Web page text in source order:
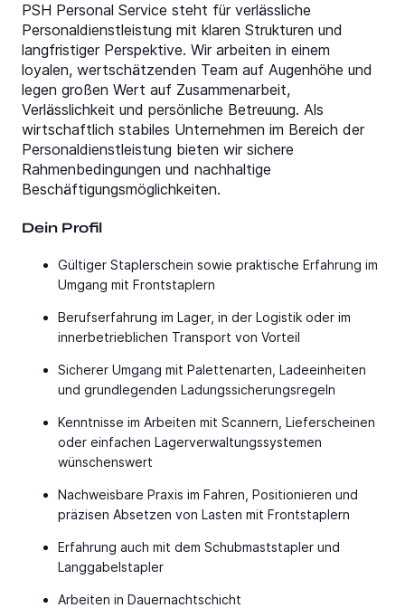
PSH Personal Service steht für verlässliche
Personaldienstleistung mit klaren Strukturen und
langfristiger Perspektive. Wir arbeiten in einem
loyalen, wertschätzenden Team auf Augenhöhe und
legen großen Wert auf Zusammenarbeit,
Verlässlichkeit und persönliche Betreuung. Als
wirtschaftlich stabiles Unternehmen im Bereich der
Personaldienstleistung bieten wir sichere
Rahmenbedingungen und nachhaltige
Beschäftigungsmöglichkeiten.
Dein Profil
Gültiger Staplerschein sowie praktische Erfahrung im
Umgang mit Frontstaplern
Berufserfahrung im Lager, in der Logistik oder im
innerbetrieblichen Transport von Vorteil
Sicherer Umgang mit Palettenarten, Ladeeinheiten
und grundlegenden Ladungssicherungsregeln
Kenntnisse im Arbeiten mit Scannern, Lieferscheinen
oder einfachen Lagerverwaltungssystemen
wünschenswert
Nachweisbare Praxis im Fahren, Positionieren und
präzisen Absetzen von Lasten mit Frontstaplern
Erfahrung auch mit dem Schubmaststapler und
Langgabelstapler
Arbeiten in Dauernachtschicht